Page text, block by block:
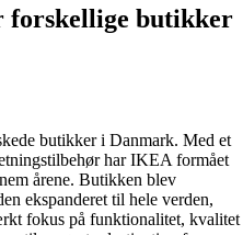
forskellige butikker
butikker i Danmark. Med et
har IKEA formået
årene. Butikken blev
ekspanderet til hele verden,
fokus på funktionalitet, kvalitet